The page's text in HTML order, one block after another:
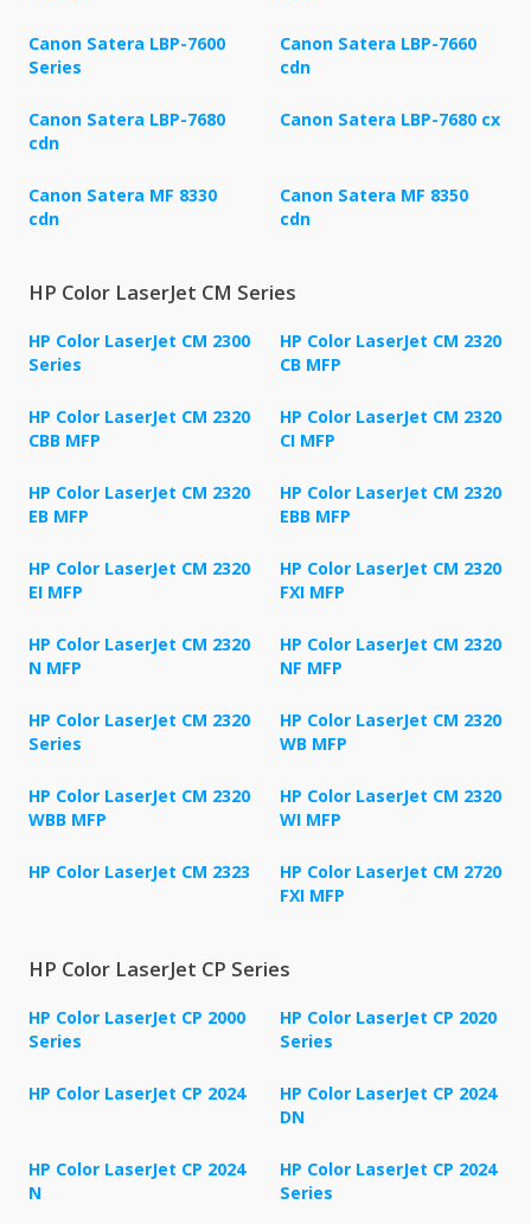
Canon Satera LBP-7600
Series
Canon Satera LBP-7660
cdn
Canon Satera LBP-7680
cdn
Canon Satera LBP-7680 cx
Canon Satera MF 8330
cdn
Canon Satera MF 8350
cdn
HP Color LaserJet CM Series
HP Color LaserJet CM 2300
Series
HP Color LaserJet CM 2320
CB MFP
HP Color LaserJet CM 2320
CBB MFP
HP Color LaserJet CM 2320
CI MFP
HP Color LaserJet CM 2320
EB MFP
HP Color LaserJet CM 2320
EBB MFP
HP Color LaserJet CM 2320
EI MFP
HP Color LaserJet CM 2320
FXI MFP
HP Color LaserJet CM 2320
N MFP
HP Color LaserJet CM 2320
NF MFP
HP Color LaserJet CM 2320
Series
HP Color LaserJet CM 2320
WB MFP
HP Color LaserJet CM 2320
WBB MFP
HP Color LaserJet CM 2320
WI MFP
HP Color LaserJet CM 2323
HP Color LaserJet CM 2720
FXI MFP
HP Color LaserJet CP Series
HP Color LaserJet CP 2000
Series
HP Color LaserJet CP 2020
Series
HP Color LaserJet CP 2024
HP Color LaserJet CP 2024
DN
HP Color LaserJet CP 2024
N
HP Color LaserJet CP 2024
Series